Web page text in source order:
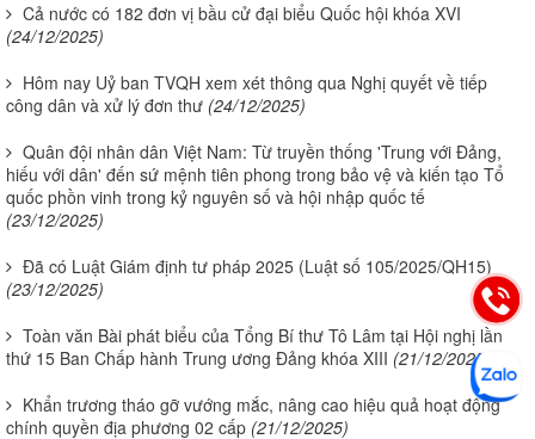
Cả nước có 182 đơn vị bầu cử đại biểu Quốc hội khóa XVI
(24/12/2025)
Hôm nay Uỷ ban TVQH xem xét thông qua Nghị quyết về tiếp
công dân và xử lý đơn thư (24/12/2025)
Quân đội nhân dân Việt Nam: Từ truyền thống 'Trung với Đảng,
hiếu với dân' đến sứ mệnh tiên phong trong bảo vệ và kiến tạo Tổ
quốc phồn vinh trong kỷ nguyên số và hội nhập quốc tế
(23/12/2025)
Đã có Luật Giám định tư pháp 2025 (Luật số 105/2025/QH15)
(23/12/2025)
Toàn văn Bài phát biểu của Tổng Bí thư Tô Lâm tại Hội nghị lần
thứ 15 Ban Chấp hành Trung ương Đảng khóa XIII (21/12/2025)
Khẩn trương tháo gỡ vướng mắc, nâng cao hiệu quả hoạt động
chính quyền địa phương 02 cấp (21/12/2025)